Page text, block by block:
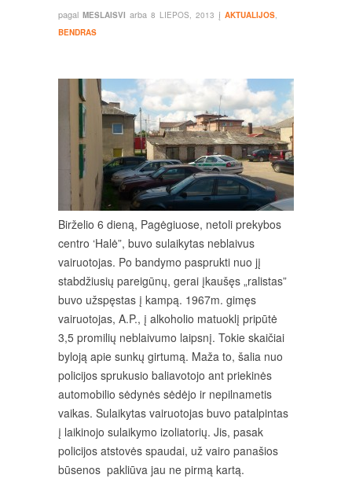
pagal MESLAISVI arba 8 LIEPOS, 2013 į AKTUALIJOS,
BENDRAS
Birželio 6 dieną, Pagėgiuose, netoli prekybos
centro ‘Halė”, buvo sulaikytas neblaivus
vairuotojas. Po bandymo pasprukti nuo jį
stabdžiusių pareigūnų, gerai įkaušęs „ralistas”
buvo užspęstas į kampą. 1967m. gimęs
vairuotojas, A.P., į alkoholio matuoklį pripūtė
3,5 promilių neblaivumo laipsnį. Tokie skaičiai
byloją apie sunkų girtumą. Maža to, šalia nuo
policijos sprukusio baliavotojo ant priekinės
automobilio sėdynės sėdėjo ir nepilnametis
vaikas. Sulaikytas vairuotojas buvo patalpintas
į laikinojo sulaikymo izoliatorių. Jis, pasak
policijos atstovės spaudai, už vairo panašios
būsenos pakliūva jau ne pirmą kartą.